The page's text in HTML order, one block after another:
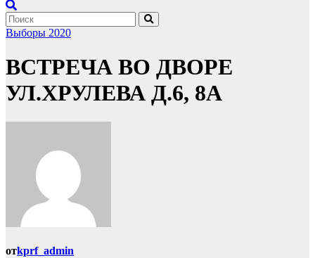
Выборы 2020
ВСТРЕЧА ВО ДВОРЕ
УЛ.ХРУЛЕВА Д.6, 8А
отkprf_admin